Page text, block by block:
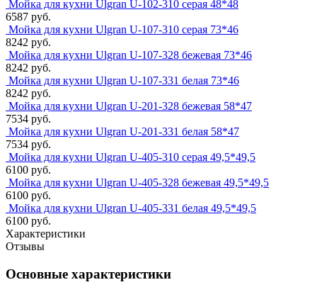
Мойка для кухни Ulgran U-102-310 серая 48*48
6587 руб.
Мойка для кухни Ulgran U-107-310 серая 73*46
8242 руб.
Мойка для кухни Ulgran U-107-328 бежевая 73*46
8242 руб.
Мойка для кухни Ulgran U-107-331 белая 73*46
8242 руб.
Мойка для кухни Ulgran U-201-328 бежевая 58*47
7534 руб.
Мойка для кухни Ulgran U-201-331 белая 58*47
7534 руб.
Мойка для кухни Ulgran U-405-310 серая 49,5*49,5
6100 руб.
Мойка для кухни Ulgran U-405-328 бежевая 49,5*49,5
6100 руб.
Мойка для кухни Ulgran U-405-331 белая 49,5*49,5
6100 руб.
Характеристики
Отзывы
Основные характеристики